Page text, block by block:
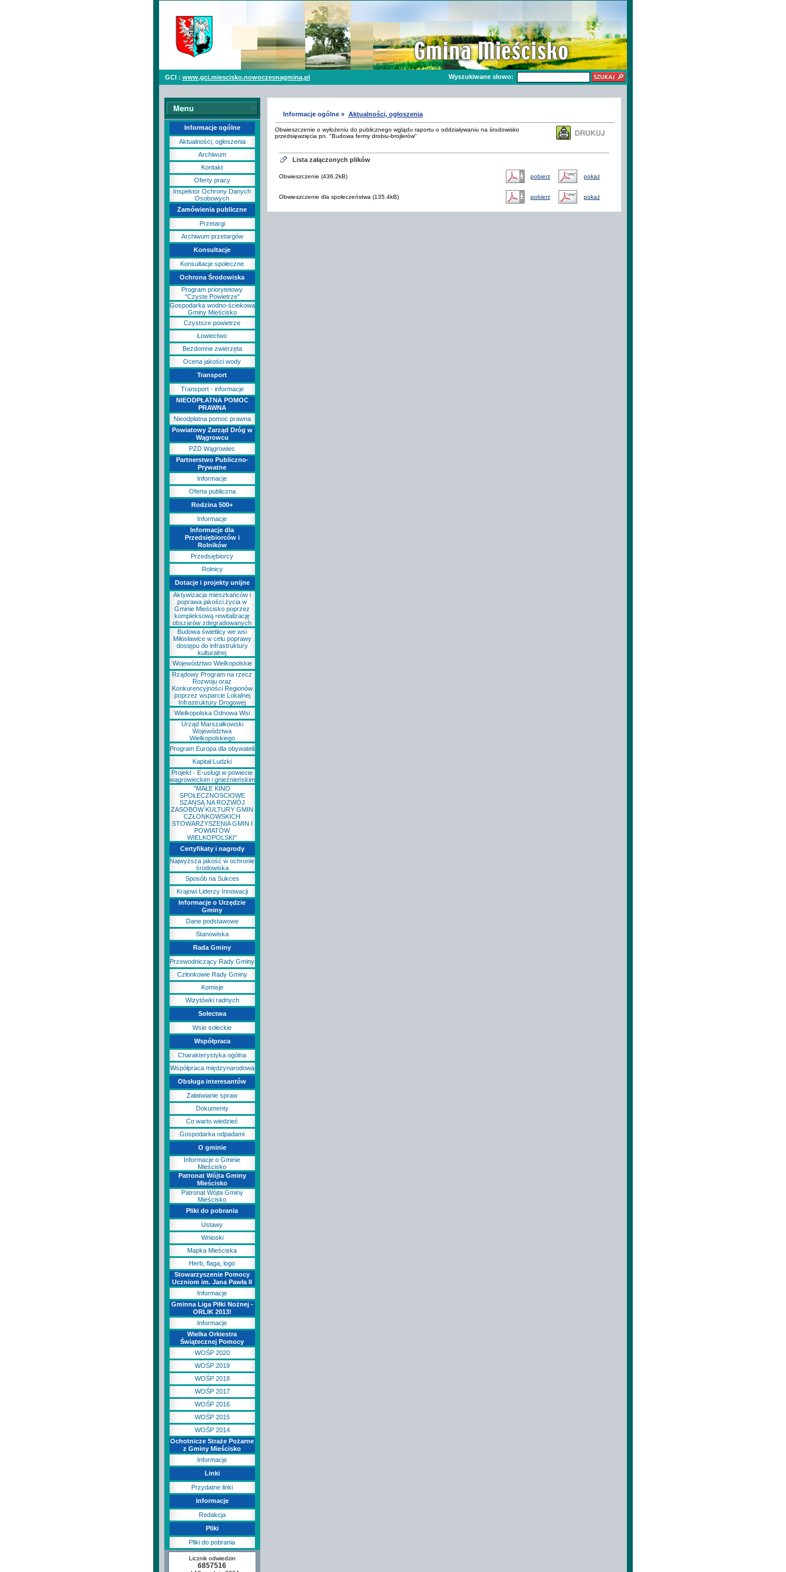
GCI : www.gci.miescisko.nowoczesnagmina.pl Wyszukiwane słowo:
Informacje ogólne
Aktualności, ogłoszenia
Archiwum
Kontakt
Oferty pracy
Inspektor Ochrony Danych
Osobowych
Zamówienia publiczne
Przetargi
Archiwum przetargów
Konsultacje
Konsultacje społeczne
Ochrona Środowiska
Program priorytetowy
"Czyste Powietrze"
Gospodarka wodno-ściekowa
Gminy Mieścisko
Czystsze powietrze
Łowiectwo
Bezdomne zwierzęta
Ocena jakości wody
Transport
Transport - informacje
NIEODPŁATNA POMOC
PRAWNA
Nieodpłatna pomoc prawna
Powiatowy Zarząd Dróg w
Wągrowcu
PZD Wągrowiec
Partnerstwo Publiczno-
Prywatne
Informacje
Oferta publiczna
Rodzina 500+
Informacje
Informacje dla
Przedsiębiorców i
Rolników
Przedsiębiorcy
Rolnicy
Dotacje i projekty unijne
Aktywizacja mieszkańców i
poprawa jakości życia w
Gminie Mieścisko poprzez
kompleksową rewitalizację
obszarów zdegradowanych
Budowa świetlicy we wsi
Miłosławice w celu poprawy
dostępu do infrastruktury
kulturalnej
Województwo Wielkopolskie
Rządowy Program na rzecz
Rozwoju oraz
Konkurencyjności Regionów
poprzez wsparcie Lokalnej
Infrastruktury Drogowej
Wielkopolska Odnowa Wsi
Urząd Marszałkowski
Województwa
Wielkopolskiego
Program Europa dla obywateli
Kapitał Ludzki
Projekt - E-usługi w powiecie
wągrowieckim i gnieźnieńskim
"MAŁE KINO
SPOŁECZNOSCIOWE
SZANSĄ NA ROZWÓJ
ZASOBÓW KULTURY GMIN
CZŁONKOWSKICH
STOWARZYSZENIA GMIN I
POWIATÓW
WIELKOPOLSKI"
Certyfikaty i nagrody
Najwyższa jakość w ochronie
środowiska
Sposób na Sukces
Krajowi Liderzy Innowacji
Informacje o Urzędzie
Gminy
Dane podstawowe
Stanowiska
Rada Gminy
Przewodniczący Rady Gminy
Członkowie Rady Gminy
Komisje
Wizytówki radnych
Sołectwa
Wsie sołeckie
Współpraca
Charakterystyka ogólna
Współpraca międzynarodowa
Obsługa interesantów
Załatwianie spraw
Dokumenty
Co warto wiedzieć
Gospodarka odpadami
O gminie
Informacje o Gminie
Mieścisko
Patronat Wójta Gminy
Mieścisko
Patronat Wójta Gminy
Mieścisko
Pliki do pobrania
Ustawy
Wnioski
Mapka Mieściska
Herb, flaga, logo
Stowarzyszenie Pomocy
Uczniom im. Jana Pawła II
Informacje
Gminna Liga Piłki Nożnej -
ORLIK 2013!
Informacje
Wielka Orkiestra
Świątecznej Pomocy
WOŚP 2020
WOŚP 2019
WOŚP 2018
WOŚP 2017
WOŚP 2016
WOŚP 2015
WOŚP 2014
Ochotnicze Straże Pożarne
z Gminy Mieścisko
Informacje
Linki
Przydatne linki
Informacje
Redakcja
Pliki
Pliki do pobrania
Licznik odwiedzin
6857516
Informacje ogólne » Aktualności, ogłoszenia
Obwieszczenie o wyłożeniu do publicznego wglądu raportu o oddziaływaniu na środowisko
przedsięwzięcia pn. "Budowa fermy drobiu-brojlerów"
Lista załączonych plików
Obwieszczenie (436.2kB) pobierz pokaż
Obwieszczenie dla społeczeństwa (135.4kB) pobierz pokaż